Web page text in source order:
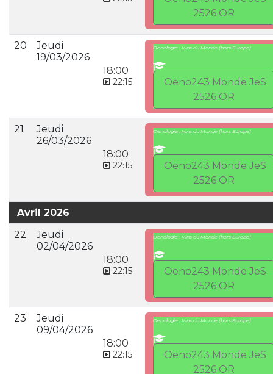
2526 OR
20
Jeudi
19/03/2026
18:00
22:15
Oenologie : Vins du Monde (hors Europe)
Oeno243 Monde JeS
2526 OR
21
Jeudi
26/03/2026
18:00
22:15
Oenologie : Vins du Monde (hors Europe)
Oeno243 Monde JeS
2526 OR
Avril 2026
22
Jeudi
02/04/2026
18:00
22:15
Oenologie : Vins du Monde (hors Europe)
Oeno243 Monde JeS
2526 OR
23
Jeudi
09/04/2026
18:00
22:15
Oenologie : Vins du Monde (hors Europe)
Oeno243 Monde JeS
2526 OR